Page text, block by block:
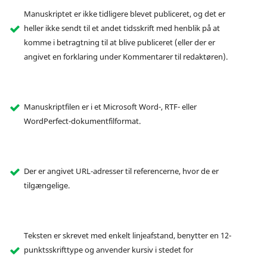
Manuskriptet er ikke tidligere blevet publiceret, og det er
heller ikke sendt til et andet tidsskrift med henblik på at
komme i betragtning til at blive publiceret (eller der er
angivet en forklaring under Kommentarer til redaktøren).
Manuskriptfilen er i et Microsoft Word-, RTF- eller
WordPerfect-dokumentfilformat.
Der er angivet URL-adresser til referencerne, hvor de er
tilgængelige.
Teksten er skrevet med enkelt linjeafstand, benytter en 12-
punktsskrifttype og anvender kursiv i stedet for